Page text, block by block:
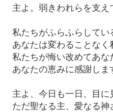
主よ。弱きわれらを支え
私たちがふらふらしてい
あなたは変わることなく
私たちが悔い改めてあ
あなたの恵みに感謝しま
主よ、今日も一日、目
ただ聖なる主、愛なる